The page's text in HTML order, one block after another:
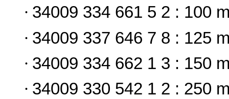
· 34009 334 661 5 2 : 100
· 34009 337 646 7 8 : 125
· 34009 334 662 1 3 : 150
· 34009 330 542 1 2 : 250